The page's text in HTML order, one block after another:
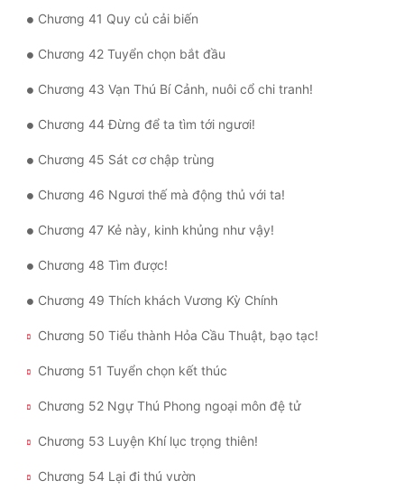
Tính Cách Nhân Vật :
Cơ Trí
Sát Phạt Quyết Đoán
Vô Sỉ
Điềm Đạm
Chương 41 Quy củ cải biến
Chương 42 Tuyển chọn bắt đầu
Chương 43 Vạn Thú Bí Cảnh, nuôi cổ chi tranh!
Chương 44 Đừng để ta tìm tới ngươi!
Chương 45 Sát cơ chập trùng
Chương 46 Ngươi thế mà động thủ với ta!
Chương 47 Kẻ này, kinh khủng như vậy!
Chương 48 Tìm được!
Chương 49 Thích khách Vương Kỳ Chính
Chương 50 Tiểu thành Hỏa Cầu Thuật, bạo tạc!
Chương 51 Tuyển chọn kết thúc
Chương 52 Ngự Thú Phong ngoại môn đệ tử
Chương 53 Luyện Khí lục trọng thiên!
Chương 54 Lại đi thú vườn